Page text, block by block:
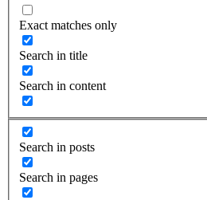
Exact matches only
Search in title
Search in content
Search in posts
Search in pages